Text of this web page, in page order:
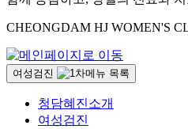
CHEONGDAM HJ WOMEN'S
여성검진
청담혜진소개
여성검진